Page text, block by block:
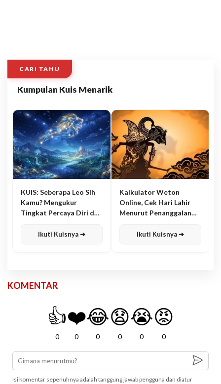
CARI TAHU
Kumpulan Kuis Menarik
KUIS: Seberapa Leo Sih
Kamu? Mengukur
Tingkat Percaya Diri dan
Ikuti Kuisnya ➔
Kalkulator Weton
Online, Cek Hari Lahir
Menurut Penanggalan
Ikuti Kuisnya ➔
KOMENTAR
👍
0
❤️
0
😂
0
😧
0
😭
0
😡
0
Isi komentar sepenuhnya adalah tanggung jawab pengguna dan diatur